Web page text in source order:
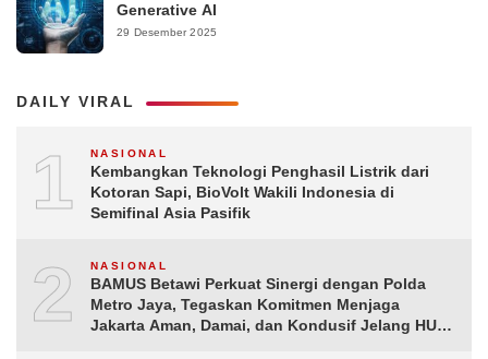
Generative AI
29 Desember 2025
DAILY VIRAL
1 NASIONAL
Kembangkan Teknologi Penghasil Listrik dari
Kotoran Sapi, BioVolt Wakili Indonesia di
Semifinal Asia Pasifik
2 NASIONAL
BAMUS Betawi Perkuat Sinergi dengan Polda
Metro Jaya, Tegaskan Komitmen Menjaga
Jakarta Aman, Damai, dan Kondusif Jelang HUT